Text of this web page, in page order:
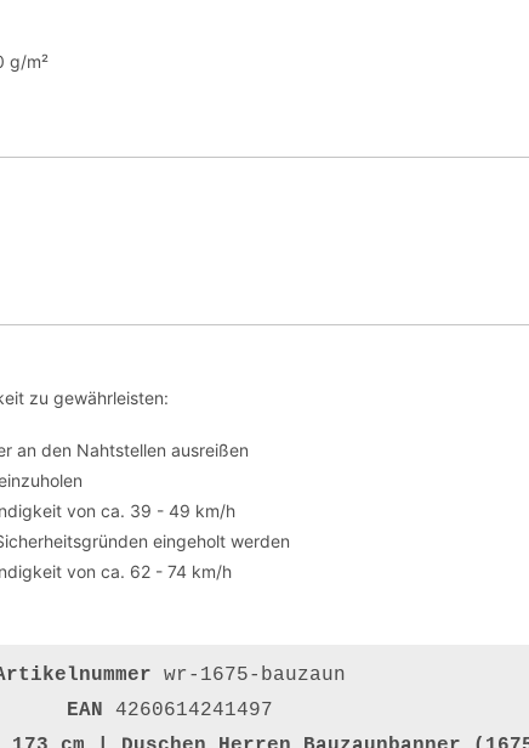
g/m²
zu gewährleisten:
an den Nahtstellen ausreißen
von ca. 39 - 49 km/h
eingeholt werden
von ca. 62 - 74 km/h
wr-1675-bauzaun
EAN 4260614241497